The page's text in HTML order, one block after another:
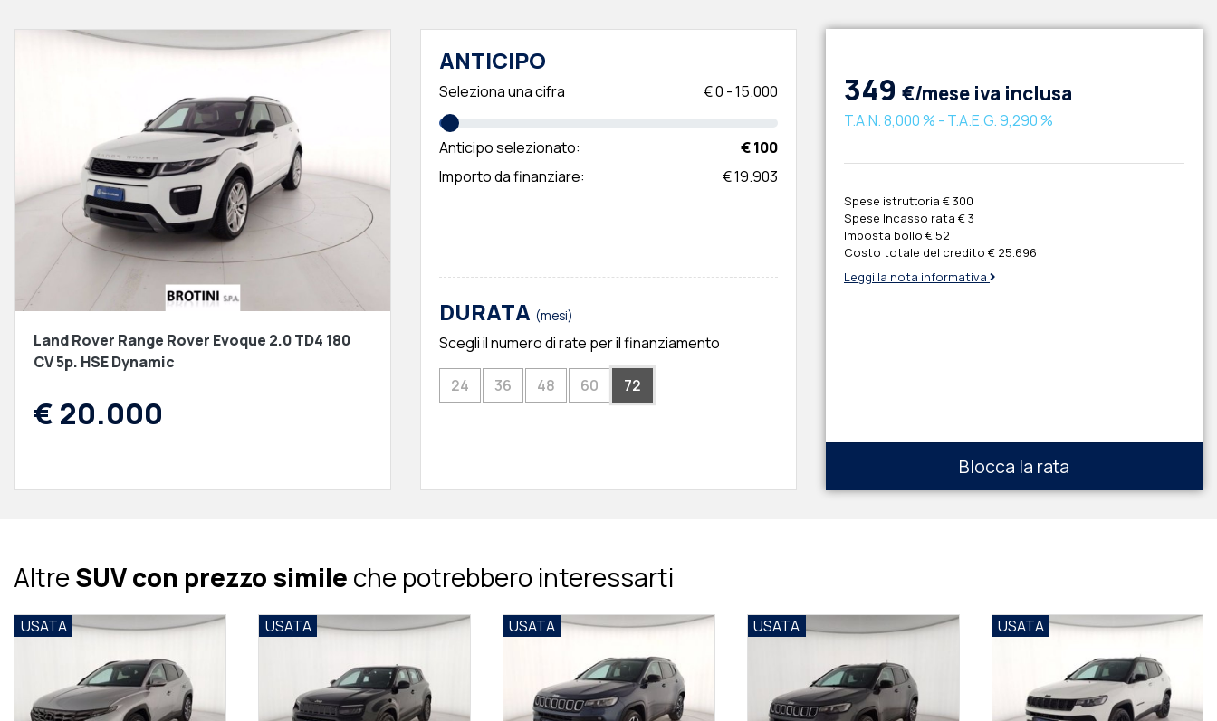
Land Rover Range Rover Evoque 2.0 TD4 180
CV 5p. HSE Dynamic
€ 20.000
ANTICIPO
Seleziona una cifra €0 -15.000
Anticipo selezionato:
€ 100
Importo da finanziare:
€ 19.903
DURATA (mesi)
Scegli il numero di rate per il finanziamento
24 36 48 60 72
349 €/mese iva inclusa
T.A.N.8,000 % - T.A.E.G.9,290 %
Spese istruttoria € 300
Spese Incasso rata € 3
Imposta bollo € 52
Costo totale del credito € 25.696
Leggi la nota informativa
Blocca la rata
AltreSUV con prezzo simile che potrebbero interessarti
USATA USATA USATA USATA USATA